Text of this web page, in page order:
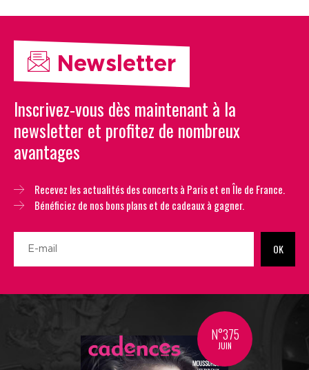
Newsletter
Inscrivez-vous dès maintenant à la
newsletter et profitez de nombreux
avantages
Recevez les actualités des concerts à Paris et en Île de France.
Bénéficiez de nos bons plans et de cadeaux à gagner.
OK
N°375
JUIN